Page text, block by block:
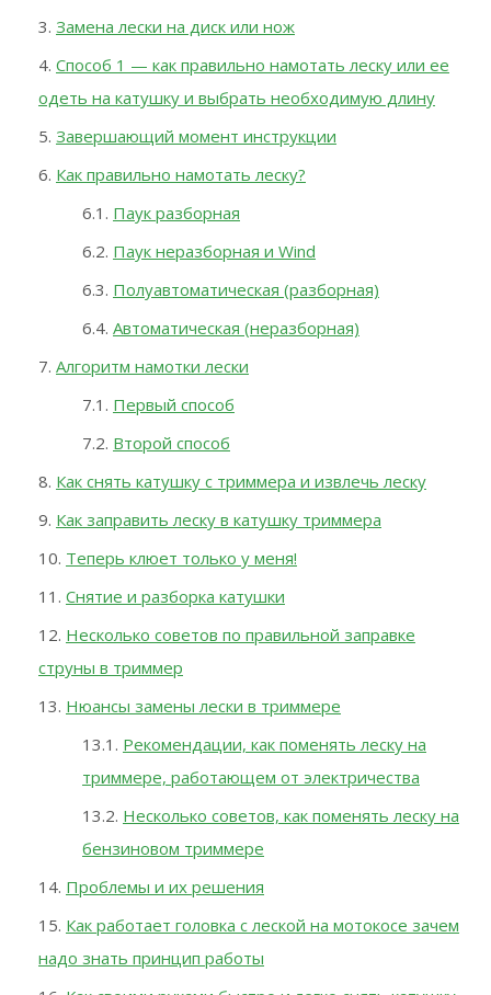
Замена лески на диск или нож
Способ 1 — как правильно намотать леску или ее
одеть на катушку и выбрать необходимую длину
Завершающий момент инструкции
Как правильно намотать леску?
Паук разборная
Паук неразборная и Wind
Полуавтоматическая (разборная)
Автоматическая (неразборная)
Алгоритм намотки лески
Первый способ
Второй способ
Как снять катушку с триммера и извлечь леску
Как заправить леску в катушку триммера
Теперь клюет только у меня!
Снятие и разборка катушки
Несколько советов по правильной заправке
струны в триммер
Нюансы замены лески в триммере
Рекомендации, как поменять леску на
триммере, работающем от электричества
Несколько советов, как поменять леску на
бензиновом триммере
Проблемы и их решения
Как работает головка с леской на мотокосе зачем
надо знать принцип работы